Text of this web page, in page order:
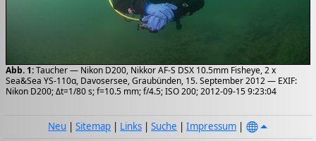
Abb. 1:Taucher — Nikon D200, Nikkor AF-S DSX 10.5mm Fisheye, 2 x
Sea&Sea YS-110α, Davosersee, Graubünden, 15. September 2012 — EXIF:
Nikon D200; Δt=1/80 s; f=10.5 mm; f/4.5; ISO 200; 2012-09-15 9:23:04
Neu |Sitemap | Links |Suche |Impressum |